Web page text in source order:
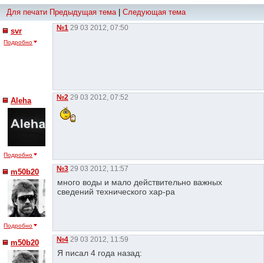
Для печати Предыдущая тема| Следующая тема
svr
Подробно
№1 29 03 2012, 07:50
Aleha
Подробно
№2 29 03 2012, 07:52
m50b20
Подробно
№3 29 03 2012, 11:57
много воды и мало действительно важных
сведений технического хар-ра
m50b20 №4 29 03 2012, 11:59
Я писал 4 года назад: